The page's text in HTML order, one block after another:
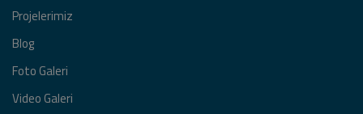
Projelerimiz
Blog
Foto Galeri
Video Galeri